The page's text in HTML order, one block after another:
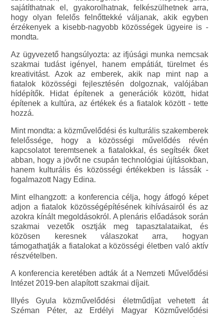
sajátíthatnak el, gyakorolhatnak, felkészülhetnek arra,
hogy olyan felelős felnőttekké váljanak, akik egyben
érzékenyek a kisebb-nagyobb közösségek ügyeire is -
mondta.
Az ügyvezető hangsúlyozta: az ifjúsági munka nemcsak
szakmai tudást igényel, hanem empátiát, türelmet és
kreativitást. Azok az emberek, akik nap mint nap a
fiatalok közösségi fejlesztésén dolgoznak, valójában
hídépítők. Hidat építenek a generációk között, hidat
építenek a kultúra, az értékek és a fiatalok között - tette
hozzá.
Mint mondta: a közművelődési és kulturális szakemberek
felelőssége, hogy a közösségi művelődés révén
kapcsolatot teremtsenek a fiatalokkal, és segítsék őket
abban, hogy a jövőt ne csupán technológiai újításokban,
hanem kulturális és közösségi értékekben is lássák -
fogalmazott Nagy Edina.
Mint elhangzott: a konferencia célja, hogy átfogó képet
adjon a fiatalok közösségépítésének kihívásairól és az
azokra kínált megoldásokról. A plenáris előadások során
szakmai vezetők osztják meg tapasztalataikat, és
közösen keresnek válaszokat arra, hogyan
támogathatják a fiatalokat a közösségi életben való aktív
részvételben.
A konferencia keretében adták át a Nemzeti Művelődési
Intézet 2019-ben alapított szakmai díjait.
Illyés Gyula közművelődési életműdíjat vehetett át
Széman Péter, az Erdélyi Magyar Közművelődési